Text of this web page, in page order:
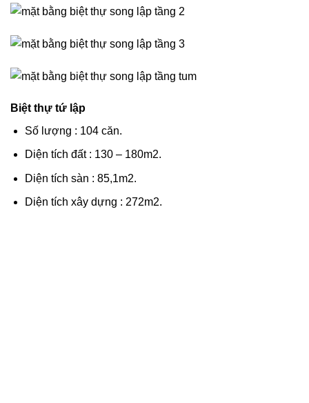
Biệt thự tứ lập
Số lượng : 104 căn.
Diện tích đất : 130 – 180m2.
Diện tích sàn : 85,1m2.
Diện tích xây dựng : 272m2.